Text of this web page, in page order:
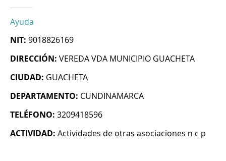
Ayuda
NIT: 9018826169
DIRECCIÓN: VEREDA VDA MUNICIPIO GUACHETA
CIUDAD: GUACHETA
DEPARTAMENTO: CUNDINAMARCA
TELÉFONO: 3209418596
ACTIVIDAD: Actividades de otras asociaciones n c p